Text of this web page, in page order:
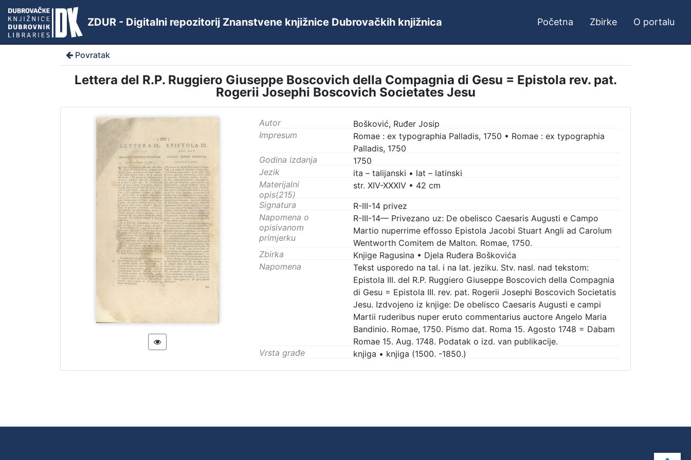
ZDUR - Digitalni repozitorij Znanstvene knjižnice Dubrovačkih knjižnica Početna Zbirke O portalu
Povratak
Lettera del R.P. Ruggiero Giuseppe Boscovich della Compagnia di Gesu = Epistola rev. pat.
Rogerii Josephi Boscovich Societates Jesu
Autor
Bošković, Ruđer Josip
Impresum
Romae : ex typographia Palladis, 1750 • Romae : ex typographia
Palladis, 1750
Godina izdanja
1750
Jezik
ita – talijanski • lat – latinski
Materijalni
opis(215)
str. XIV-XXXIV • 42 cm
Signatura
R-III-14 privez
Napomena o
opisivanom
primjerku
R-III-14–– Privezano uz: De obelisco Caesaris Augusti e Campo
Martio nuperrime effosso Epistola Jacobi Stuart Angli ad Carolum
Wentworth Comitem de Malton. Romae, 1750.
Zbirka
Knjige Ragusina • Djela Ruđera Boškovića
Napomena
Tekst usporedo na tal. i na lat. jeziku. Stv. nasl. nad tekstom:
Epistola III. del R.P. Ruggiero Giuseppe Boscovich della Compagnia
di Gesu = Epistola III. rev. pat. Rogerii Josephi Boscovich Societatis
Jesu. Izdvojeno iz knjige: De obelisco Caesaris Augusti e campi
Martii ruderibus nuper eruto commentarius auctore Angelo Maria
Bandinio. Romae, 1750. Pismo dat. Roma 15. Agosto 1748 = Dabam
Romae 15. Aug. 1748. Podatak o izd. van publikacije.
Vrsta građe
knjiga • knjiga (1500. -1850.)